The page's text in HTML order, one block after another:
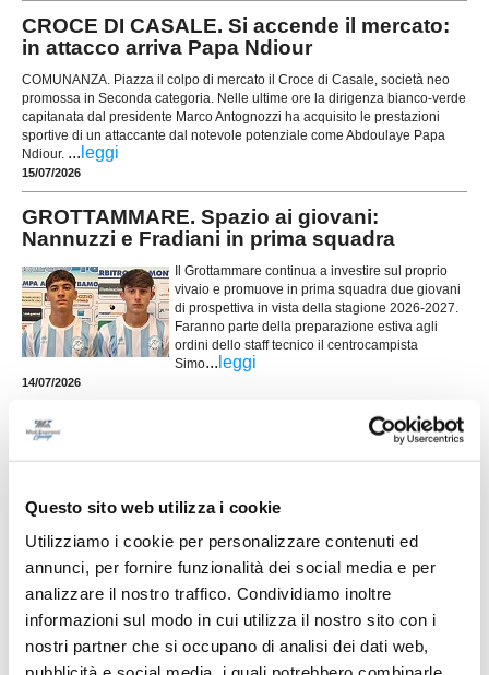
Questo sito web utilizza i cookie
Utilizziamo i cookie per personalizzare contenuti ed
annunci, per fornire funzionalità dei social media e per
analizzare il nostro traffico. Condividiamo inoltre
informazioni sul modo in cui utilizza il nostro sito con i
nostri partner che si occupano di analisi dei dati web,
CROCE DI CASALE. Si accende il mercato:
in attacco arriva Papa Ndiour
COMUNANZA. Piazza il colpo di mercato il Croce di Casale, società neo
promossa in Seconda categoria. Nelle ultime ore la dirigenza bianco-verde
capitanata dal presidente Marco Antognozzi ha acquisito le prestazioni
sportive di un attaccante dal notevole potenziale come Abdoulaye Papa
Ndiour. ... leggi
15/07/2026
GROTTAMMARE. Spazio ai giovani:
Nannuzzi e Fradiani in prima squadra
Il Grottammare continua a investire sul proprio
vivaio e promuove in prima squadra due giovani
di prospettiva in vista della stagione 2026-2027.
Faranno parte della preparazione estiva agli
ordini dello staff tecnico il centrocampista
Simo... leggi
14/07/2026
MONTICELLI. Conferme importanti per
Mariani Gibellieri e Mattei
che Marco Mariani Gibellieri e Giacomo Mattei
saranno due calciatori del Monticelli anche per la
prossima stagione. Entrambi si apprestano a
vivere la loro quarta stagione in biancoazzurro. -
Tr...leggi
12/07/2026
CUPRENSE. Definito lo staff tecnico per la
prossima stagione